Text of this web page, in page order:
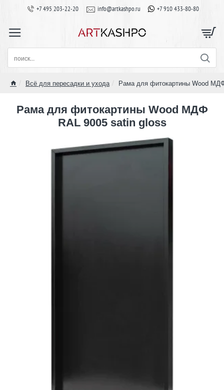
+7 495 203-22-20 info@artkashpo.ru +7 910 433-80-80
поиск...
Всё для пересадки и ухода Рама для фитокартины Wood
Рама для фитокартины Wood МДФ
RAL 9005 satin gloss